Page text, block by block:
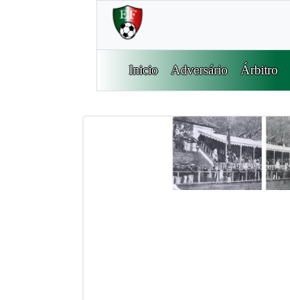
Inicio Adversário Árbitro